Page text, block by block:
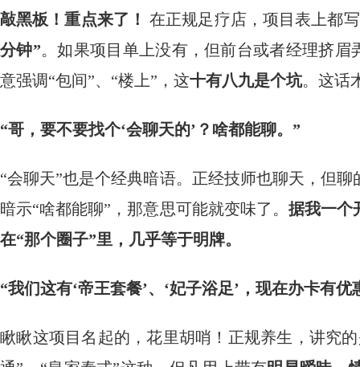
敲黑板！重点来了！
在正规足疗店，项目表上都
分钟”。如果项目单上没有，但前台或者经理挤眉
意强调“包间”、“楼上”，这十有八九是个坑。这话
“哥，要不要找个‘会聊天的’？啥都能聊。”
“会聊天”也是个经典暗语。正经技师也聊天，但
暗示“啥都能聊”，那意思可能就变味了。 据我一个
在“那个圈子”里，几乎等于明牌。
“我们这有‘帝王套餐’、‘妃子浴足’，现在办卡有优
瞅瞅这项目名起的，花里胡哨！正规养生，讲究